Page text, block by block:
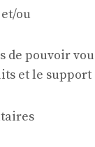
ou
de pouvoir
et le